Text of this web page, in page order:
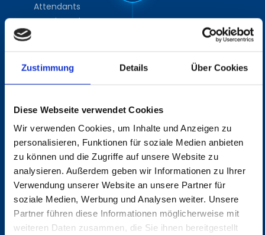
Zustimmung Details Über Cookies
Diese Webseite verwendet Cookies
Wir verwenden Cookies, um Inhalte und Anzeigen zu
personalisieren, Funktionen für soziale Medien anbieten
zu können und die Zugriffe auf unsere Website zu
analysieren. Außerdem geben wir Informationen zu Ihrer
Verwendung unserer Website an unsere Partner für
soziale Medien, Werbung und Analysen weiter. Unsere
Partner führen diese Informationen möglicherweise mit
weiteren Daten zusammen, die Sie ihnen bereitgestellt
Attendants
ein und
schulen Ihre
Mitarbeiter.
Der Umstieg
erfolgt
der
Geschäftszei
ten – ohne
Gesprächsau
sfall.
SCHRITT 04
Laufender